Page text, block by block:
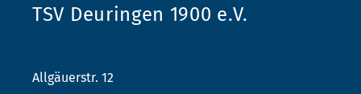
TSV Deuringen 1900 e.V.
Allgäuerstr. 12